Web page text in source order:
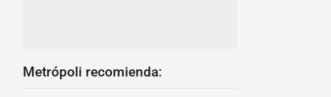
Metrópoli recomienda: